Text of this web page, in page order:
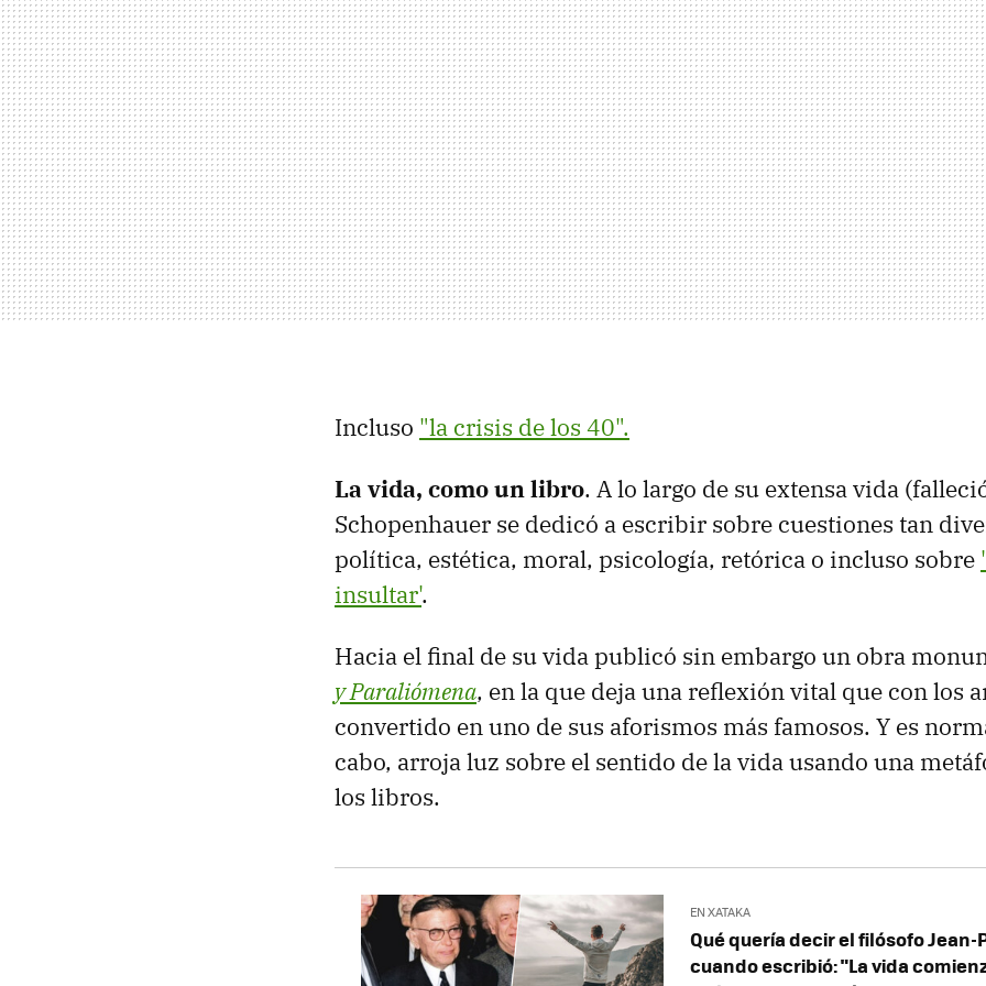
Incluso "la crisis de los 40".
La vida, como un libro. A lo largo de su extensa vida
Schopenhauer se dedicó a escribir sobre cuestiones tan
política, estética, moral, psicología, retórica o incluso sobre
insultar'.
Hacia el final de su vida publicó sin embargo un obra
y Paraliómena, en la que deja una reflexión vital que con los
convertido en uno de sus aforismos más famosos. Y es
cabo, arroja luz sobre el sentido de la vida usando una
los libros.
EN XATAKA
Qué quería decir el filósofo Jean-
cuando escribió: "La vida